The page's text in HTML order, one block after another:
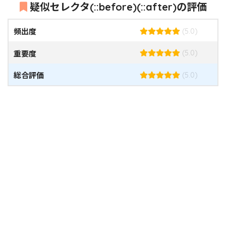
疑似セレクタ(::before)(::after)の評価
頻出度 (5.0)
重要度 (5.0)
総合評価 (5.0)